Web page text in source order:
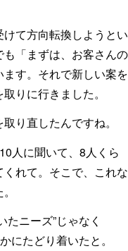
て方向転換しようとい
「まずは、お客さんの
す。それで新しい案を
りに行きました。
り直したんですね。
人に聞いて、8人くら
れて。そこで、これな
ニーズ”じゃなく
にたどり着いたと。